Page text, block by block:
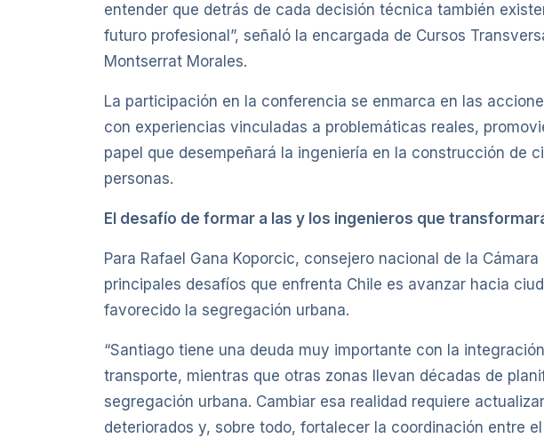
entender que detrás de cada decisión técnica también
futuro profesional”, señaló la encargada de Cursos
Montserrat Morales.
La participación en la conferencia se enmarca en las
con experiencias vinculadas a problemáticas reales,
papel que desempeñará la ingeniería en la construcción de
personas.
El desafío de formar a las y los ingenieros que
Para Rafael Gana Koporcic, consejero nacional de la
principales desafíos que enfrenta Chile es avanzar hacia
favorecido la segregación urbana.
“Santiago tiene una deuda muy importante con la
transporte, mientras que otras zonas llevan décadas de
segregación urbana. Cambiar esa realidad requiere
deteriorados y, sobre todo, fortalecer la coordinación entre